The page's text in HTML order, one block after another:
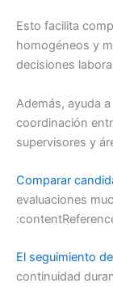
Esto facilita
homogéneos y
decisiones
Además, ayuda
coordinación
supervisores y
Comparar
evaluaciones
El seguimiento
continuidad